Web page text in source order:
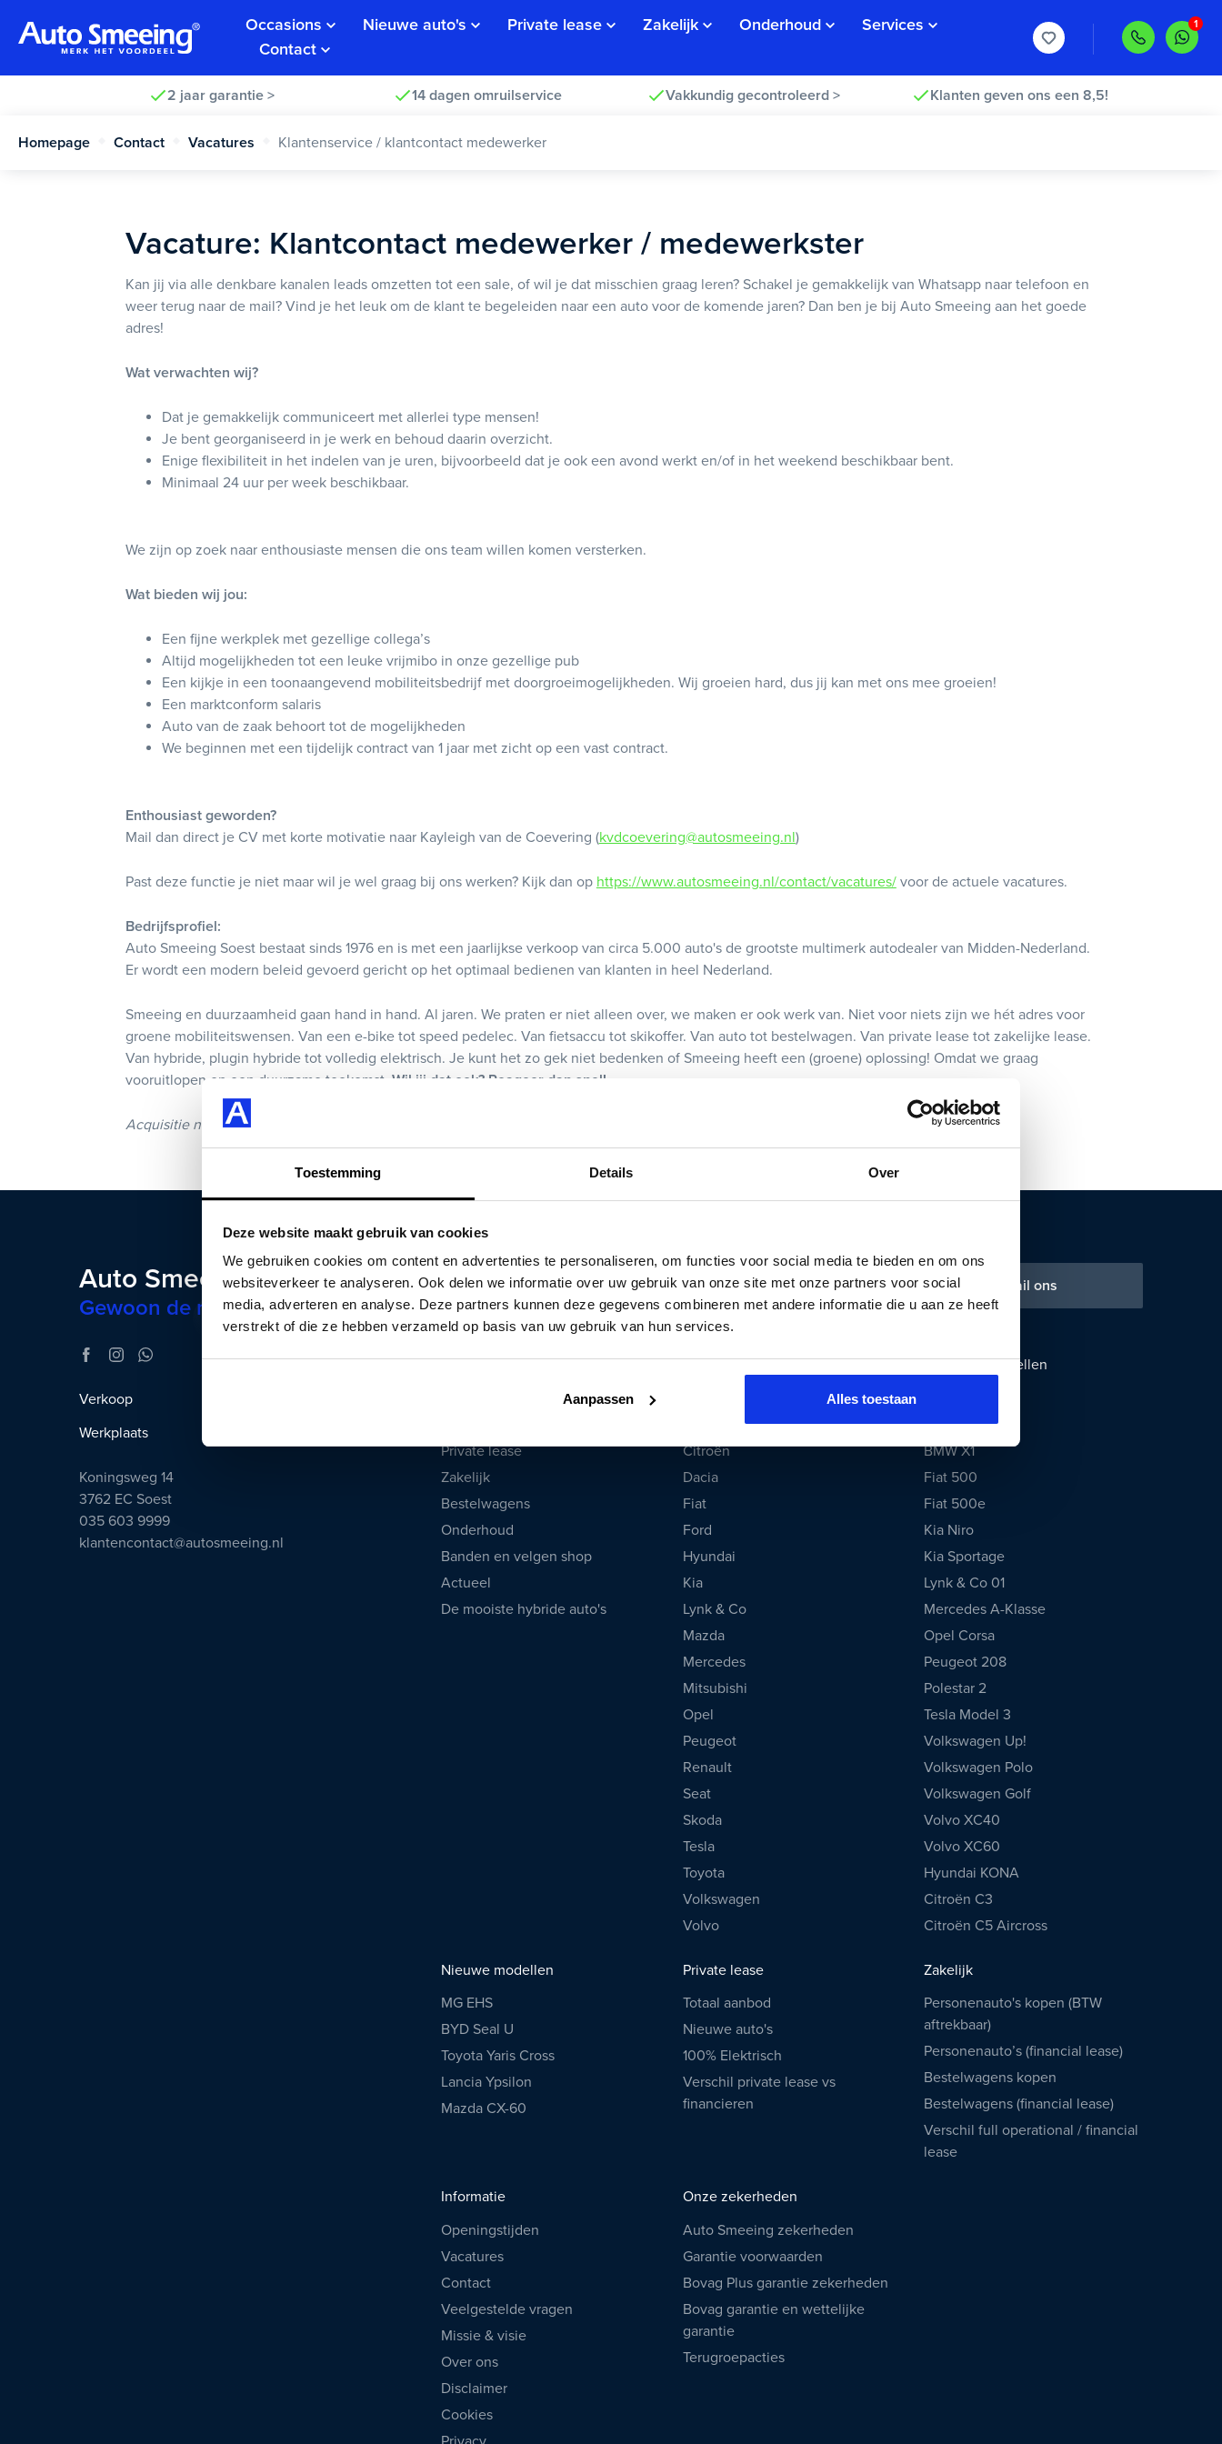
Toestemming Details Over
Deze website maakt gebruik van cookies
We gebruiken cookies om content en advertenties te personaliseren, om functies voor social media te bieden en om ons
websiteverkeer te analyseren. Ook delen we informatie over uw gebruik van onze site met onze partners voor social
media, adverteren en analyse. Deze partners kunnen deze gegevens combineren met andere informatie die u aan ze heeft
verstrekt of die ze hebben verzameld op basis van uw gebruik van hun services.
Aanpassen Alles toestaan
Occasions Nieuwe auto's Private lease Zakelijk Onderhoud
Services
Contact
2 jaar garantie > 14 dagen omruilservice Vakkundig gecontroleerd > Klanten geven ons een 8,5!
Homepage Contact Vacatures Klantenservice / klantcontact medewerker
Vacature: Klantcontact medewerker / medewerkster
Kan jij via alle denkbare kanalen leads omzetten tot een sale, of wil je dat misschien graag leren? Schakel je gemakkelijk van Whatsapp naar telefoon en
weer terug naar de mail? Vind je het leuk om de klant te begeleiden naar een auto voor de komende jaren? Dan ben je bij Auto Smeeing aan het goede
adres!
Wat verwachten wij?
Dat je gemakkelijk communiceert met allerlei type mensen!
Je bent georganiseerd in je werk en behoud daarin overzicht.
Enige flexibiliteit in het indelen van je uren, bijvoorbeeld dat je ook een avond werkt en/of in het weekend beschikbaar bent.
Minimaal 24 uur per week beschikbaar.
We zijn op zoek naar enthousiaste mensen die ons team willen komen versterken.
Wat bieden wij jou:
Een fijne werkplek met gezellige collega’s
Altijd mogelijkheden tot een leuke vrijmibo in onze gezellige pub
Een kijkje in een toonaangevend mobiliteitsbedrijf met doorgroeimogelijkheden. Wij groeien hard, dus jij kan met ons mee groeien!
Een marktconform salaris
Auto van de zaak behoort tot de mogelijkheden
We beginnen met een tijdelijk contract van 1 jaar met zicht op een vast contract.
Enthousiast geworden?
Mail dan direct je CV met korte motivatie naar Kayleigh van de Coevering (kvdcoevering@autosmeeing.nl)
Past deze functie je niet maar wil je wel graag bij ons werken? Kijk dan op https://www.autosmeeing.nl/contact/vacatures/voor de actuele vacatures.
Bedrijfsprofiel:
Auto Smeeing Soest bestaat sinds 1976 en is met een jaarlijkse verkoop van circa 5.000 auto's de grootste multimerk autodealer van Midden-Nederland.
Er wordt een modern beleid gevoerd gericht op het optimaal bedienen van klanten in heel Nederland.
Smeeing en duurzaamheid gaan hand in hand. Al jaren. We praten er niet alleen over, we maken er ook werk van. Niet voor niets zijn we hét adres voor
groene mobiliteitswensen. Van een e-bike tot speed pedelec. Van fietsaccu tot skikoffer. Van auto tot bestelwagen. Van private lease tot zakelijke lease.
Van hybride, plugin hybride tot volledig elektrisch. Je kunt het zo gek niet bedenken of Smeeing heeft een (groene) oplossing! Omdat we graag
vooruitlopen op een duurzame toekomst. Wil jij dat ook? Reageer dan snel!
Acquisitie naar aanleiding van deze vacature wordt niet op prijs gesteld.
Auto Smeeing
Gewoon de mooiste auto’s
Verkoop
Werkplaats
Koningsweg 14
3762 EC Soest
035 603 9999
klantencontact@autosmeeing.nl
Auto Smeeing bellen WhatsApp ons Mail ons
Auto's & services
Private lease
Zakelijk
Bestelwagens
Onderhoud
Banden en velgen shop
Actueel
De mooiste hybride auto's
Populaire merken
Citroën
Dacia
Fiat
Ford
Hyundai
Kia
Lynk & Co
Mazda
Mercedes
Mitsubishi
Opel
Peugeot
Renault
Seat
Skoda
Tesla
Toyota
Volkswagen
Volvo
Populaire modellen
BMW 3 Serie
BMW X1
Fiat 500
Fiat 500e
Kia Niro
Kia Sportage
Lynk & Co 01
Mercedes A-Klasse
Opel Corsa
Peugeot 208
Polestar 2
Tesla Model 3
Volkswagen Up!
Volkswagen Polo
Volkswagen Golf
Volvo XC40
Volvo XC60
Hyundai KONA
Citroën C3
Citroën C5 Aircross
Nieuwe modellen
MG EHS
BYD Seal U
Toyota Yaris Cross
Lancia Ypsilon
Mazda CX-60
Private lease
Totaal aanbod
Nieuwe auto's
100% Elektrisch
Verschil private lease vs
financieren
Zakelijk
Personenauto's kopen (BTW
aftrekbaar)
Personenauto’s (financial lease)
Bestelwagens kopen
Bestelwagens (financial lease)
Verschil full operational / financial
lease
Informatie
Openingstijden
Vacatures
Contact
Veelgestelde vragen
Missie & visie
Over ons
Disclaimer
Cookies
Onze zekerheden
Auto Smeeing zekerheden
Garantie voorwaarden
Bovag Plus garantie zekerheden
Bovag garantie en wettelijke
garantie
Terugroepacties